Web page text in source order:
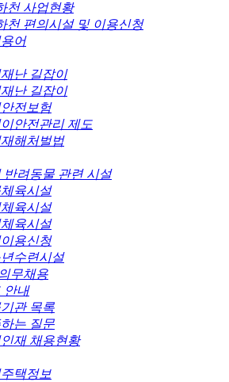
천 사업현황
천 편의시설 및 이용신청
어
난 길잡이
난 길잡이
전보험
안전관리 제도
해처벌법
반려동물 관련 시설
육시설
육시설
육시설
용신청
수련시설
무채용
안내
관 목록
는 질문
재 채용현황
주택정보